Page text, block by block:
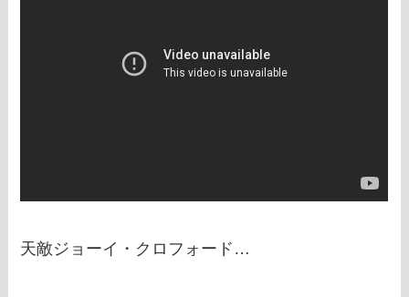
天敵ジョーイ・クロフォード…